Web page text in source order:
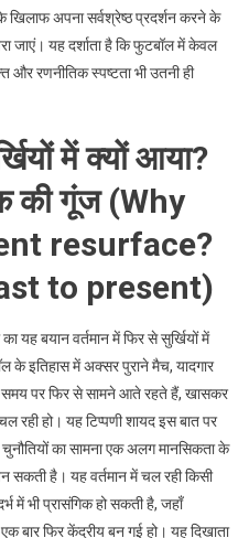
खिलाफ अपना सर्वश्रेष्ठ प्रदर्शन करने के
यह दर्शाता है कि फुटबॉल में केवल
और रणनीतिक स्पष्टता भी उतनी ही
में क्यों आया?
की गूंज (Why
resurface?
to present)
यह बयान वर्तमान में फिर से सुर्खियों में
के इतिहास में अक्सर पुराने मैच, यादगार
समय पर फिर से सामने आते रहते हैं, खासकर
रही हो। यह टिप्पणी शायद इस बात पर
का सामना एक अलग मानसिकता के
सकती है। यह वर्तमान में चल रही किसी
में भी प्रासंगिक हो सकती है, जहाँ
बार फिर केंद्रीय बन गई हो। यह दिखाता